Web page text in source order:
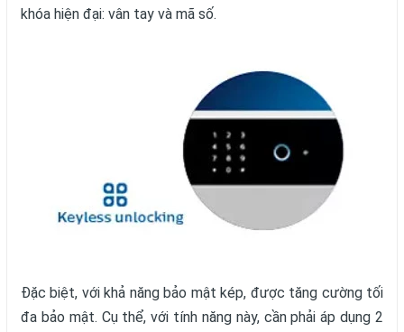
khóa hiện đại: vân tay và mã số.
Đặc biệt, với khả năng bảo mật kép, được tăng cường tối
đa bảo mật. Cụ thể, với tính năng này, cần phải áp dụng 2